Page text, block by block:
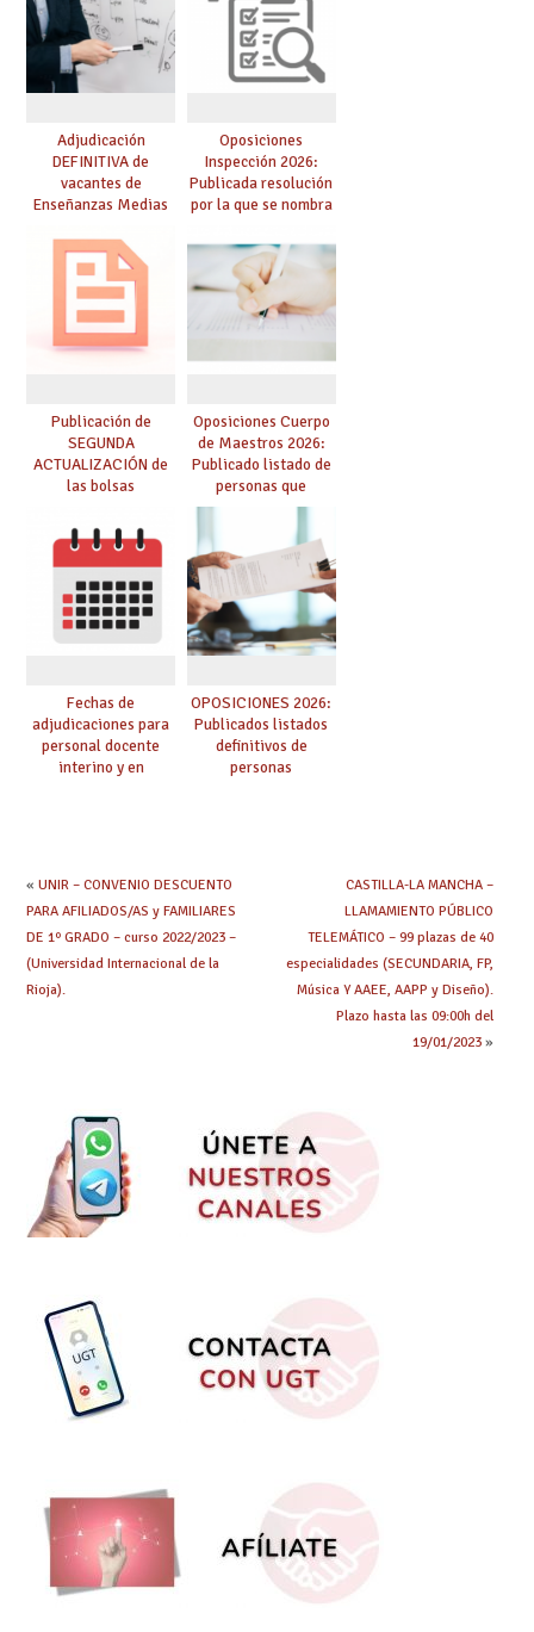
Adjudicación
DEFINITIVA de
vacantes de
Enseñanzas Medias
Oposiciones
Inspección 2026:
Publicada resolución
por la que se nombra
prácticas, se regulan
dichas prácticas y se
convoca acto público
de adjudicación
Publicación de
SEGUNDA
ACTUALIZACIÓN de
las bolsas
Cuerpo de Maestros
de especialidades
convocadas a
oposición
Oposiciones Cuerpo
de Maestros 2026:
Publicado listado de
personas que
adquieren nueva
especialidad
Fechas de
adjudicaciones para
personal docente
interino y en
OPOSICIONES 2026:
Publicados listados
definitivos de
personas
« UNIR – CONVENIO DESCUENTO
PARA AFILIADOS/AS y FAMILIARES
DE 1º GRADO – curso 2022/2023 –
(Universidad Internacional de la
Rioja).
CASTILLA-LA MANCHA –
LLAMAMIENTO PÚBLICO
TELEMÁTICO – 99 plazas de 40
especialidades (SECUNDARIA, FP,
Música Y AAEE, AAPP y Diseño).
Plazo hasta las 09:00h del
19/01/2023»